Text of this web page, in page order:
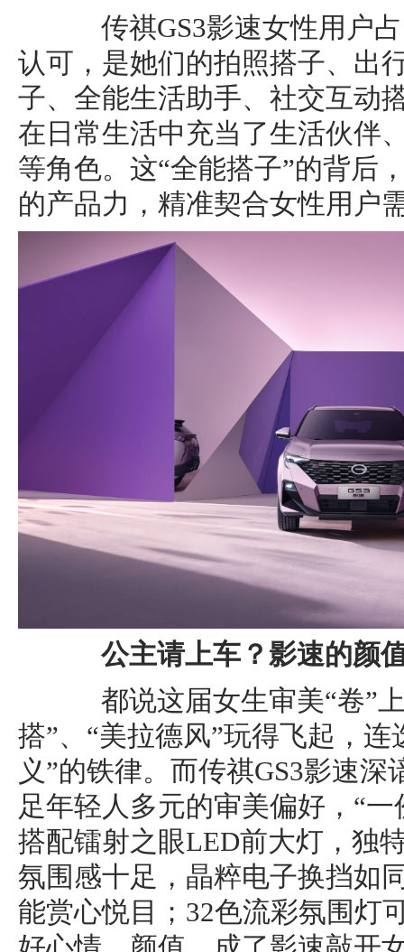
传祺GS3影速女性用户占
认可，是她们的拍照搭子、出
子、全能生活助手、社交互动
在日常生活中充当了生活伙伴
等角色。这“全能搭子”的背后
的产品力，精准契合女性用户
公主请上车？影速的颜
都说这届女生审美“卷”上
搭”、“美拉德风”玩得飞起，
义”的铁律。而传祺GS3影速
足年轻人多元的审美偏好，“
搭配镭射之眼LED前大灯，独
氛围感十足，晶粹电子换挡如
能赏心悦目；32色流彩氛围灯